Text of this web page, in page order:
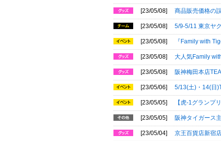
[23/05/08] 商品販売価格の
[23/05/08] 5/9-5/11 東京ヤ
[23/05/08] 『Family with
[23/05/08] 大人気Family
[23/05/08] 阪神梅田本店
[23/05/06] 5/13(土)・14(日
[23/05/05] 【虎-1グランプ
[23/05/05] 阪神タイガース
[23/05/04] 京王百貨店新宿